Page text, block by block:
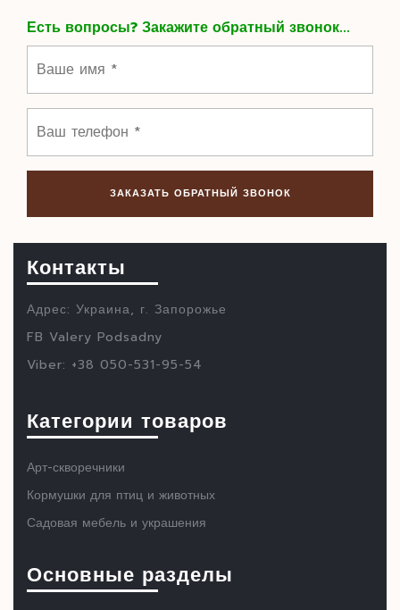
Есть вопросы? Закажите обратный звонок...
Контакты
Адрес: Украина, г. Запорожье
FB Valery Podsadny
Viber: +38 050-531-95-54
Категории товаров
Арт-скворечники
Кормушки для птиц и животных
Садовая мебель и украшения
Основные разделы